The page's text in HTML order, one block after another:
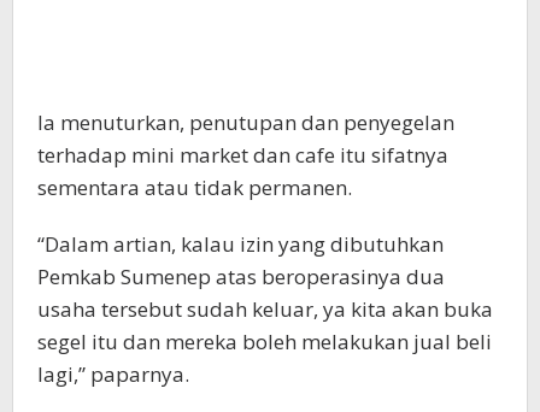
Ia menuturkan, penutupan dan penyegelan
terhadap mini market dan cafe itu sifatnya
sementara atau tidak permanen.
“Dalam artian, kalau izin yang dibutuhkan
Pemkab Sumenep atas beroperasinya dua
usaha tersebut sudah keluar, ya kita akan buka
segel itu dan mereka boleh melakukan jual beli
lagi,” paparnya.